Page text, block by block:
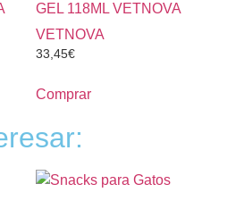
GEL 118ML VETNOVA
VETNOVA
33,45€
Comprar